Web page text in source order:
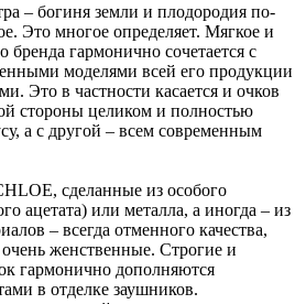
– богиня земли и плодородия по-
Это многое определяет. Мягкое и
бренда гармонично сочетается с
моделями всей его продукции
Это в частности касается и очков
стороны целиком и полностью
а с другой – всем современным
сделанные из особого
ацетата) или металла, а иногда – из
– всегда отменного качества,
женственные. Строгие и
гармонично дополняются
в отделке заушников.